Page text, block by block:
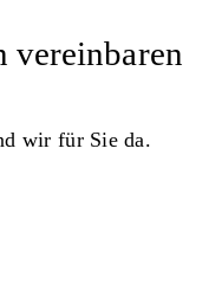
vereinbaren
wir für Sie da.